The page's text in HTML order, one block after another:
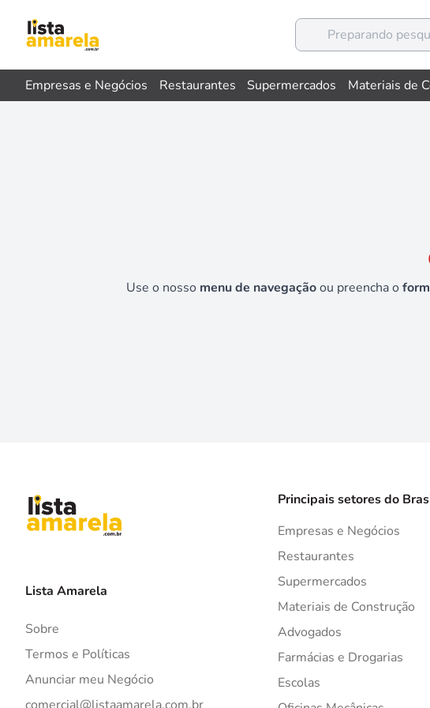
Empresas e Negócios Restaurantes Supermercados Materiais de
Use o nosso menu de navegaçãoou preencha o
Lista Amarela
Sobre
Termos e Políticas
Anunciar meu Negócio
Principais setores do
Empresas e Negócios
Restaurantes
Supermercados
Materiais de Construção
Advogados
Farmácias e Drogarias
Escolas